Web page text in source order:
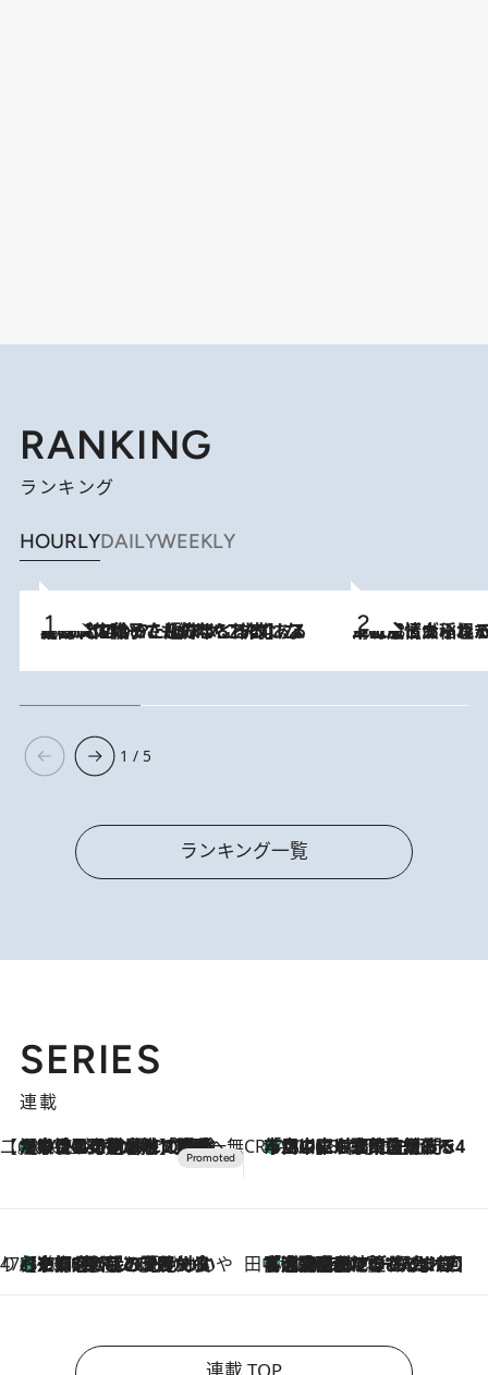
RANKING
ランキング
HOURLYDAILYWEEKLY
2026.8.5
【阿川佐和子さんの年とる力】なぜ70代で始めた趣味は“こんなに楽しい”のか？ ピアノ、俳句…スランプに陥っても続けられる“ある秘訣”とは 2026.8.5
下町風情あふれる台北屈指の人気エリア・大稲埕でセンスのいい台湾土産《ヴ
1 / 5
ランキング一覧
SERIES
連載
【CREA×星野リゾート】唯一無二。癒しと発見が待つ場所へ
2026.8.7
【トンボの足水浴】ヒノキの香りに包まれて涼感マックス！約13℃の湧水かけ流しを避暑地「星野温泉 トンボの湯」で体験 CREA'S CHOICE
2026.8.7
「立川にも歌舞伎があるんだよ」 片岡仁左衛門・市川中車ら豪華座組みで4年目の立川立飛歌舞伎へ
47都道府県の手みやげ ひんやりスイーツで夏を満喫
2026.8.7
【京都府】この夏絶対食べたい 冷やしておいしいおやつ3選 ひと口目から心を掴む新緑のテリーヌ 田中稲の勝手に再ブーム
2026.8.7
「湘南乃風に憧れて」観客大盛上がりの“タオル回し”に、ラッパー顔負けの高速歌唱まで…さだまさし（74）のアグレッシブすぎる現在地